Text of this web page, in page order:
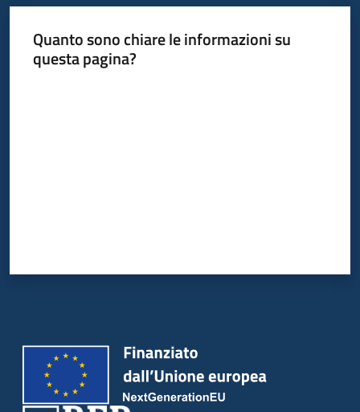
Quanto sono chiare le informazioni su
questa pagina?